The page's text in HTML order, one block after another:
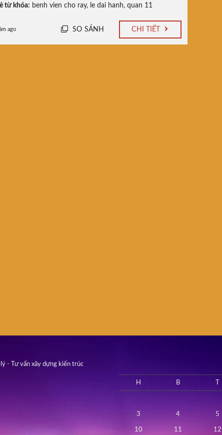
từ khóa: benh vien cho ray, le dai hanh, quan 11
ago SO SÁNH CHI TIẾT
- Tư vấn xây dựng kiến trúc
H B
3 4 5
10 11 12